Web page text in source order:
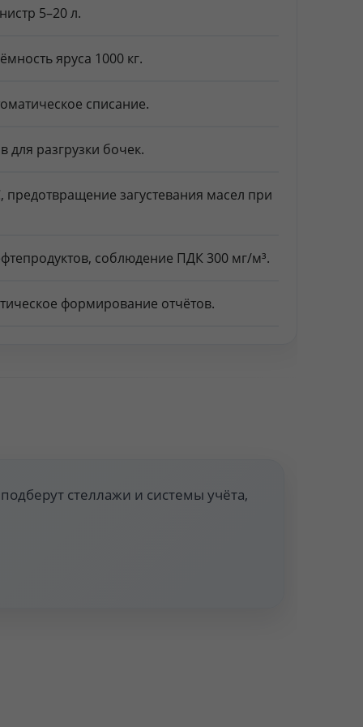
5–20 л.
яруса 1000 кг.
списание.
для разгрузки бочек.
загустевания масел при
соблюдение ПДК 300 мг/м³.
формирование отчётов.
ёмкости.
стеллажи и системы учёта,